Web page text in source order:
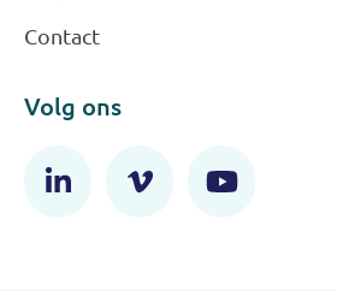
Contact
Volg ons